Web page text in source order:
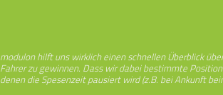
modulon hilft uns wirklich einen schnellen Überblick
Fahrer zu gewinnen. Dass wir dabei bestimmte
denen die Spesenzeit pausiert wird (z.B. bei Ankunft